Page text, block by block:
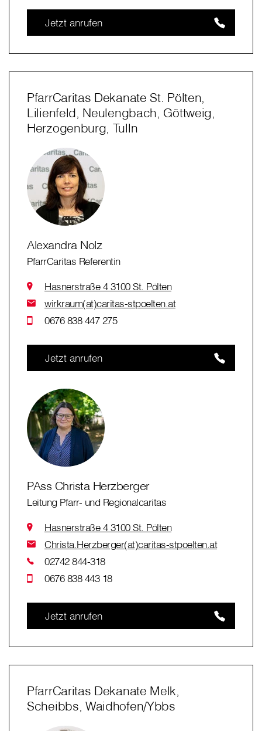
Jetzt anrufen
PfarrCaritas Dekanate St. Pölten,
Lilienfeld, Neulengbach, Göttweig,
Herzogenburg, Tulln
Alexandra Nolz
PfarrCaritas Referentin
Hasnerstraße 4 3100 St. Pölten
wirkraum(at)caritas-stpoelten.at
0676 838 447 275
Jetzt anrufen
PAss Christa Herzberger
Leitung Pfarr- und Regionalcaritas
Hasnerstraße 4 3100 St. Pölten
Christa.Herzberger(at)caritas-stpoelten.at
02742 844-318
0676 838 443 18
Jetzt anrufen
PfarrCaritas Dekanate Melk,
Scheibbs, Waidhofen/Ybbs